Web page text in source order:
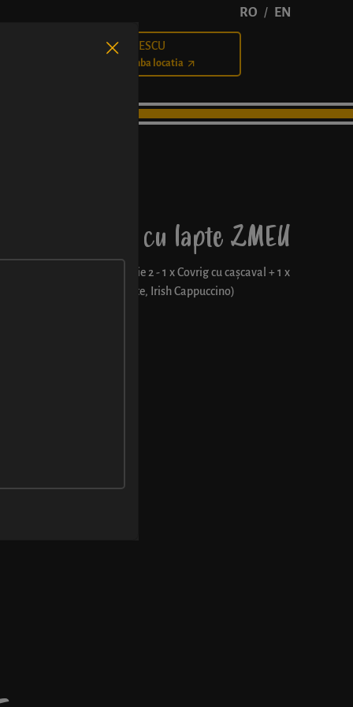
BĂLCESCU
Schimba locatia
RO / EN
+ cafea cu lapte ZMEU
2”: comBUNație 2 - 1 x Covrig cu cașcaval + 1 x
Cappuccino, Flat White, Irish Cappuccino)